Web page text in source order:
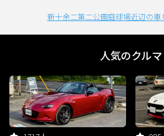
新十余二第二公園庭球場近辺の車
人気のクルマ